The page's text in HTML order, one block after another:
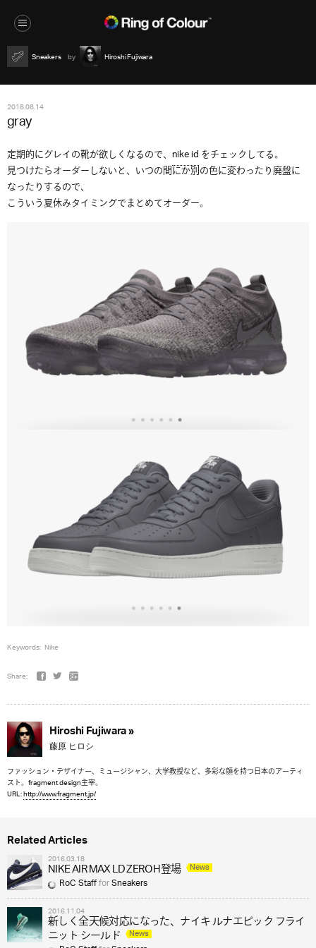
Sneakers Hiroshi Fujiwara
2018.08.14
gray
定期的にグレイの靴が欲しくなるので、 nike idをチェックしてる。
見つけたらオーダーしないと、いつの間にか別の色に変わったり廃盤に
なったりするので、
こういう夏休みタイミングでまとめてオーダー。
Keywords: Nike
Share:
Hiroshi Fujiwara »
藤原 ヒロシ
ファッション・デザイナー、ミュージシャン、大学教授など、多彩な顔を持つ日本のアーティ
スト。fragment design主宰。
URL:http://www.fragment.jp/
Related Articles
2016.03.18
NIKE AIR MAX LD ZERO H登場 News
RoC StaffforSneakers
2016.11.04
新しく全天候対応になった、ナイキ ルナエピック フライ
ニット シールド News